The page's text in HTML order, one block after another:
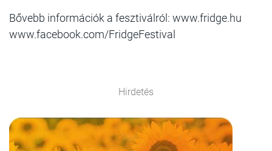
Bővebb információk a fesztiválról: www.fridge.hu
www.facebook.com/FridgeFestival
Hirdetés